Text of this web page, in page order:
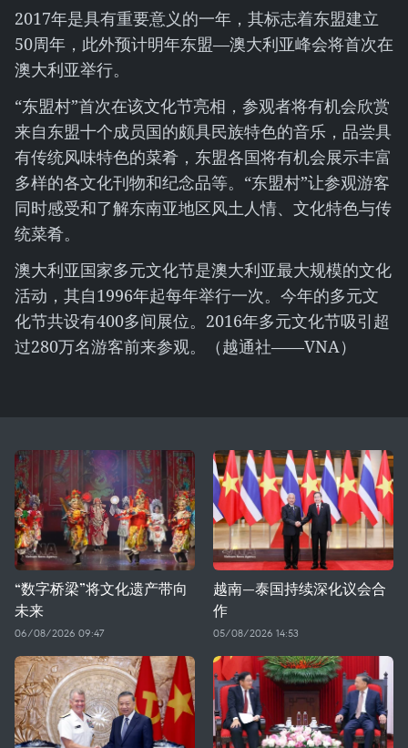
2017年是具有重要意义的一年，其标志着东盟建立
50周年，此外预计明年东盟—澳大利亚峰会将首次在
澳大利亚举行。
“东盟村”首次在该文化节亮相，参观者将有机会欣赏
来自东盟十个成员国的颇具民族特色的音乐，品尝具
有传统风味特色的菜肴，东盟各国将有机会展示丰富
多样的各文化刊物和纪念品等。“东盟村”让参观游客
同时感受和了解东南亚地区风土人情、文化特色与传
统菜肴。
澳大利亚国家多元文化节是澳大利亚最大规模的文化
活动，其自1996年起每年举行一次。今年的多元文
化节共设有400多间展位。2016年多元文化节吸引超
过280万名游客前来参观。（越通社——VNA）
“数字桥梁”将文化遗产带向
未来
06/08/2026 09:47
越南—泰国持续深化议会合
作
05/08/2026 14:53